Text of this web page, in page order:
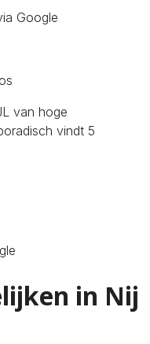
Google
van hoge
vindt 5
in Nij